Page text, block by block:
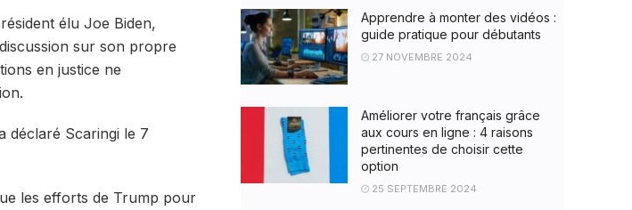
élu Joe Biden,
sur son propre
en justice ne
déclaré Scaringi le 7
les efforts de Trump pour
Apprendre à monter des vidéos :
guide pratique pour débutants
27 NOVEMBRE 2024
Améliorer votre français grâce
aux cours en ligne : 4 raisons
pertinentes de choisir cette
option
25 SEPTEMBRE 2024